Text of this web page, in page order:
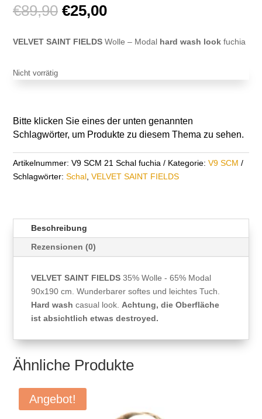
€89,90 Ursprünglicher
Preis
war:
€89,90
€25,00Aktueller
ist:
€25,00.
VELVET SAINT FIELDS Wolle – Modal hard wash look fuchia
Nicht vorrätig
Bitte klicken Sie eines der unten genannten
Schlagwörter, um Produkte zu diesem Thema zu sehen.
Artikelnummer: V9 SCM 21 Schal fuchia Kategorie: V9 SCM
Schlagwörter: Schal VELVET SAINT FIELDS
Beschreibung
Rezensionen (0)
VELVET SAINT FIELDS 35% Wolle - 65% Modal
90x190 cm. Wunderbarer softes und leichtes Tuch.
Hard wash casual look. Achtung, die Oberfläche
ist absichtlich etwas destroyed.
Ähnliche Produkte
Angebot!